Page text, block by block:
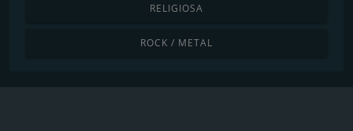
RELIGIOSA
ROCK / METAL